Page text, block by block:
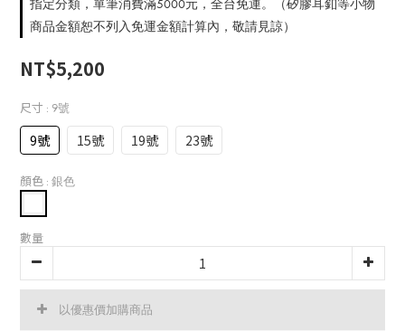
指定分類，單筆消費滿5000元，全台免運。（矽膠耳釦等小物
商品金額恕不列入免運金額計算內，敬請見諒）
NT$5,200
尺寸 : 9號
9號 15號 19號 23號
顏色 : 銀色
數量
以優惠價加購商品